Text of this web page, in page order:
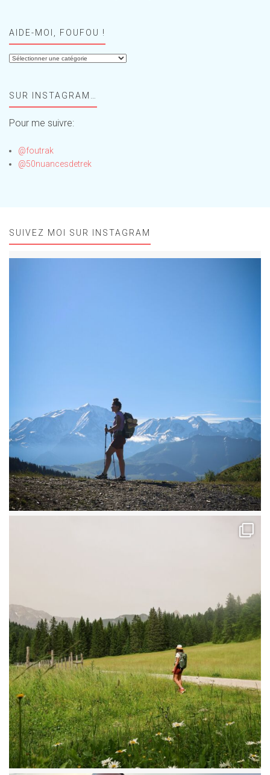
AIDE-MOI, FOUFOU !
Aide-
!SUR INSTAGRAM…
Pour me suivre:
@foutrak
@50nuancesdetrek
SUIVEZ MOI SUR INSTAGRAM